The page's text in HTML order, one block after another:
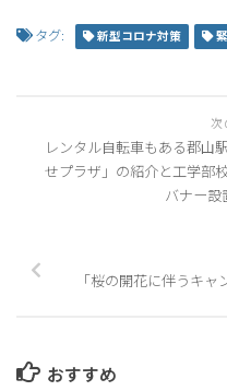
タグ: 新型コロナ対策
次
レンタル自転車もある郡山
せプラザ」の紹介と工学部
バナー設
「桜の開花に伴うキ
おすすめ